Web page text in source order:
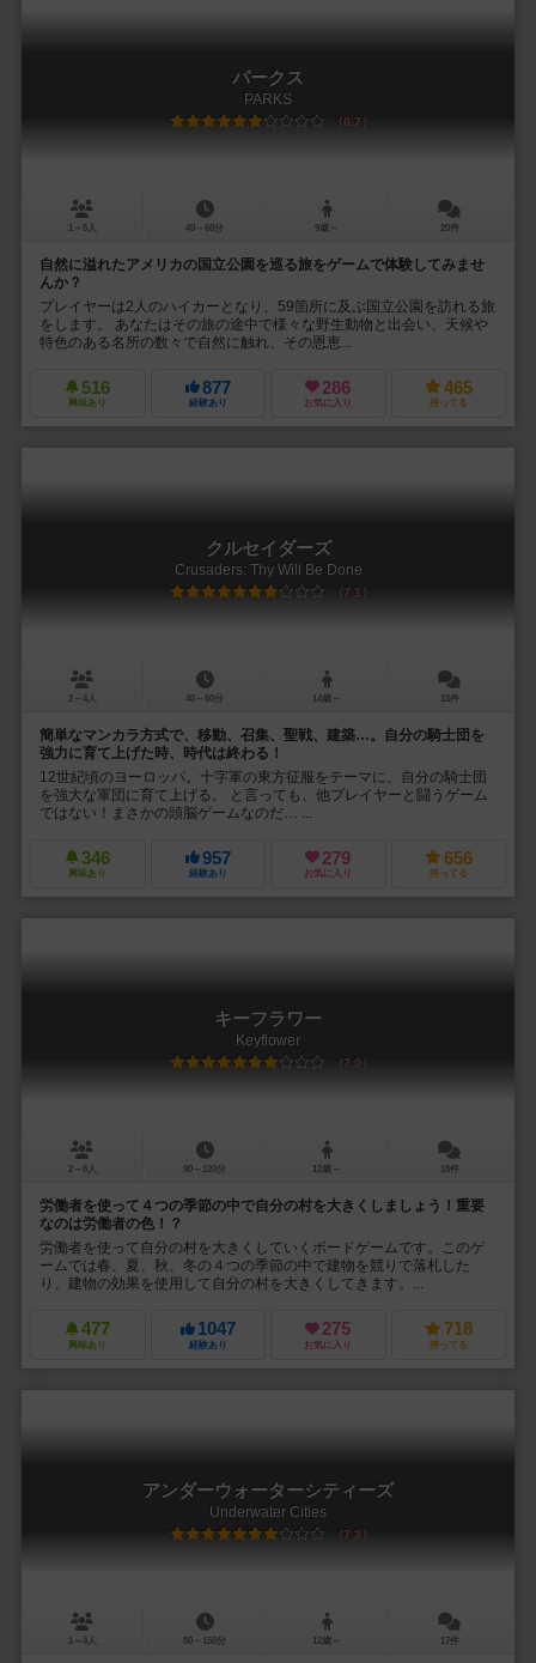
パークス
PARKS
6.7
1～5人 40～60分 9歳～ 20件
自然に溢れたアメリカの国立公園を巡る旅をゲームで体験してみませ
んか？
プレイヤーは2人のハイカーとなり、59箇所に及ぶ国立公園を訪れる旅
をします。 あなたはその旅の途中で様々な野生動物と出会い、天候や
特色のある名所の数々で自然に触れ、その恩恵...
516
興味あり
877
経験あり
286
お気に入り
465
持ってる
クルセイダーズ
Crusaders: Thy Will Be Done
7.1
2～4人 40～60分 14歳～ 15件
簡単なマンカラ方式で、移動、召集、聖戦、建築…。自分の騎士団を
強力に育て上げた時、時代は終わる！
12世紀頃のヨーロッパ。十字軍の東方征服をテーマに、自分の騎士団
を強大な軍団に育て上げる。 と言っても、他プレイヤーと闘うゲーム
ではない！まさかの頭脳ゲームなのだ… ...
346
興味あり
957
経験あり
279
お気に入り
656
持ってる
キーフラワー
Keyflower
7.0
2～6人 90～120分 12歳～ 16件
労働者を使って４つの季節の中で自分の村を大きくしましょう！重要
なのは労働者の色！？
労働者を使って自分の村を大きくしていくボードゲームです。このゲ
ームでは春、夏、秋、冬の４つの季節の中で建物を競りで落札した
り、建物の効果を使用して自分の村を大きくしてきます。...
477
興味あり
1047
経験あり
275
お気に入り
718
持ってる
アンダーウォーターシティーズ
Underwater Cities
7.3
1～4人 80～150分 12歳～ 17件